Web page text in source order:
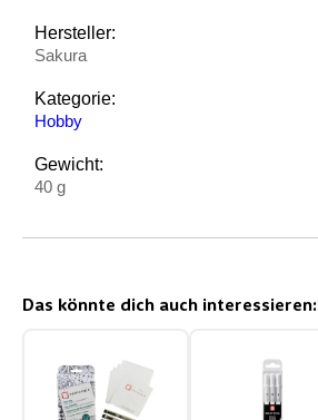
Hersteller:
Sakura
Kategorie:
Hobby
Gewicht:
40 g
Das könnte dich auch interessieren: